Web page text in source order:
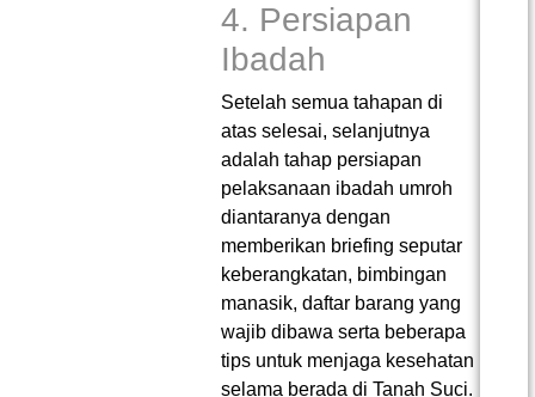
4. Persiapan
Ibadah
Setelah semua tahapan di
atas selesai, selanjutnya
adalah tahap persiapan
pelaksanaan ibadah umroh
diantaranya dengan
memberikan briefing seputar
keberangkatan, bimbingan
manasik, daftar barang yang
wajib dibawa serta beberapa
tips untuk menjaga kesehatan
selama berada di Tanah Suci.